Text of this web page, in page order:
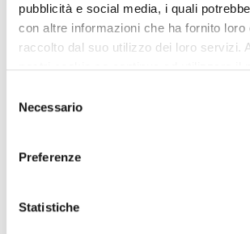
pubblicità e social media, i quali
con altre informazioni che ha fornito loro
raccolto dal suo utilizzo dei loro servizi.
delNecessario
Preferenze
Statistiche